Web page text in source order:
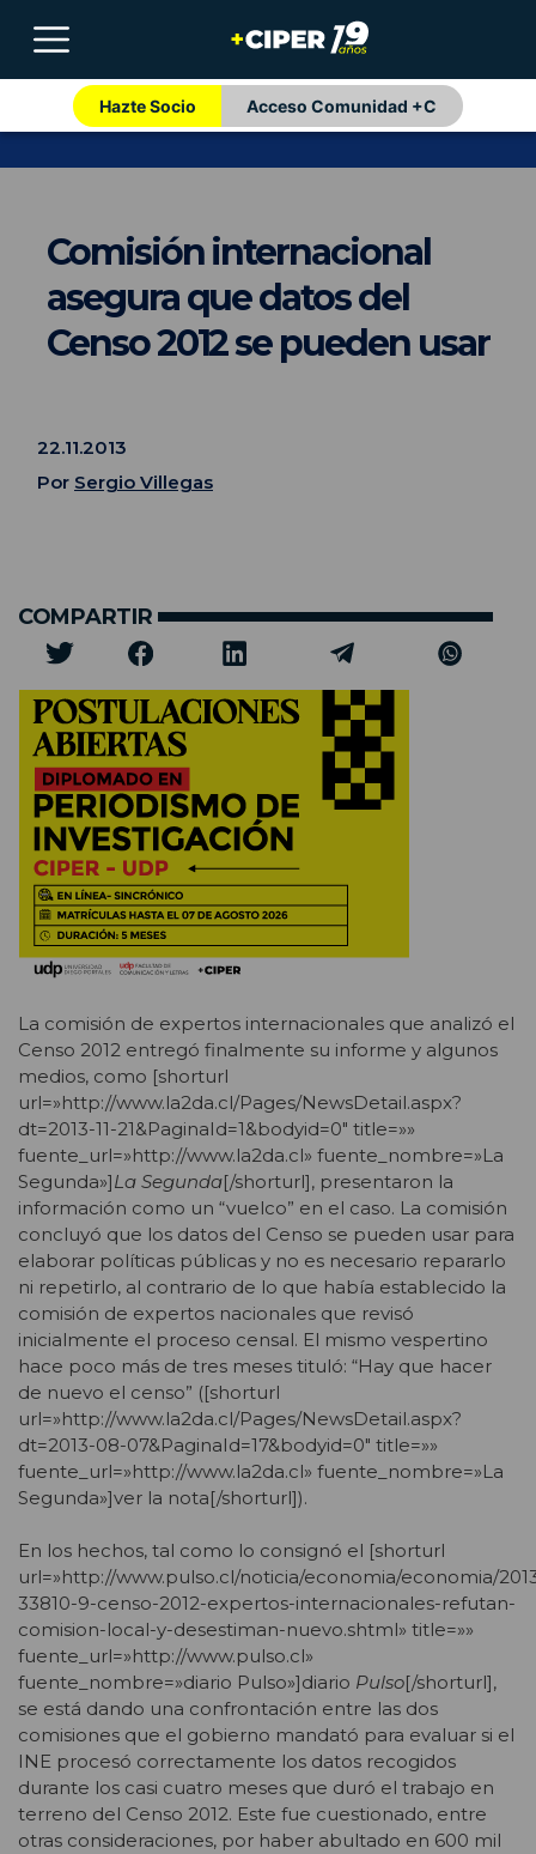
Hazte Socio Acceso Comunidad +C
Comisión internacional
asegura que datos del
Censo 2012 se pueden usar
22.11.2013
Por Sergio Villegas
COMPARTIR
La comisión de expertos internacionales que analizó el
Censo 2012 entregó finalmente su informe y algunos
medios, como [shorturl
url=»http://www.la2da.cl/Pages/NewsDetail.aspx?
dt=2013-11-21&PaginaId=1&bodyid=0″ title=»»
fuente_url=»http://www.la2da.cl» fuente_nombre=»La
Segunda»]La Segunda[/shorturl], presentaron la
información como un “vuelco” en el caso. La comisión
concluyó que los datos del Censo se pueden usar para
elaborar políticas públicas y no es necesario repararlo
ni repetirlo, al contrario de lo que había establecido la
comisión de expertos nacionales que revisó
inicialmente el proceso censal. El mismo vespertino
hace poco más de tres meses tituló: “Hay que hacer
de nuevo el censo” ([shorturl
url=»http://www.la2da.cl/Pages/NewsDetail.aspx?
dt=2013-08-07&PaginaId=17&bodyid=0″ title=»»
fuente_url=»http://www.la2da.cl» fuente_nombre=»La
Segunda»]ver la nota[/shorturl]).
En los hechos, tal como lo consignó el [shorturl
url=»http://www.pulso.cl/noticia/economia/economia/
33810-9-censo-2012-expertos-internacionales-refutan-
comision-local-y-desestiman-nuevo.shtml» title=»»
fuente_url=»http://www.pulso.cl»
fuente_nombre=»diario Pulso»]diario Pulso[/shorturl],
se está dando una confrontación entre las dos
comisiones que el gobierno mandató para evaluar si el
INE procesó correctamente los datos recogidos
durante los casi cuatro meses que duró el trabajo en
terreno del Censo 2012. Este fue cuestionado, entre
otras consideraciones, por haber abultado en 600 mil